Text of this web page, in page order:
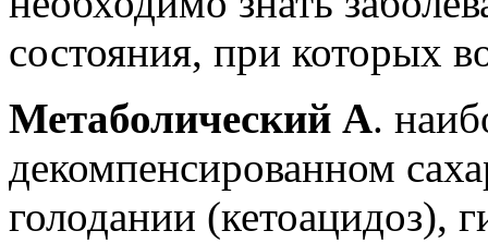
состояния, при которых
Метаболический А.
декомпенсированном
голодании (кетоацидоз),